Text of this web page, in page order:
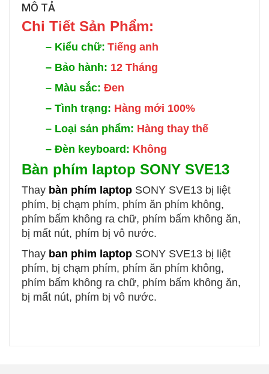
MÔ TẢ
Chi Tiết Sản Phẩm:
– Kiểu chữ: Tiếng anh
– Bảo hành: 12 Tháng
– Màu sắc: Đen
– Tình trạng: Hàng mới 100%
– Loại sản phẩm: Hàng thay thế
– Đèn keyboard: Không
Bàn phím laptop SONY SVE13
Thay bàn phím laptop SONY SVE13 bị liệt
phím, bị chạm phím, phím ăn phím không,
phím bấm không ra chữ, phím bấm không ăn,
bị mất nút, phím bị vô nước.
Thay ban phim laptop SONY SVE13 bị liệt
phím, bị chạm phím, phím ăn phím không,
phím bấm không ra chữ, phím bấm không ăn,
bị mất nút, phím bị vô nước.